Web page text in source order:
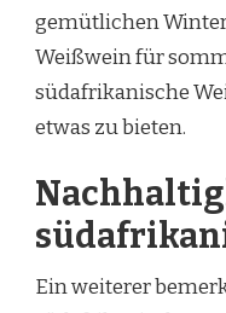
gemütlichen
Weißwein für
südafrikanische
etwas zu bieten.
Ein weiterer